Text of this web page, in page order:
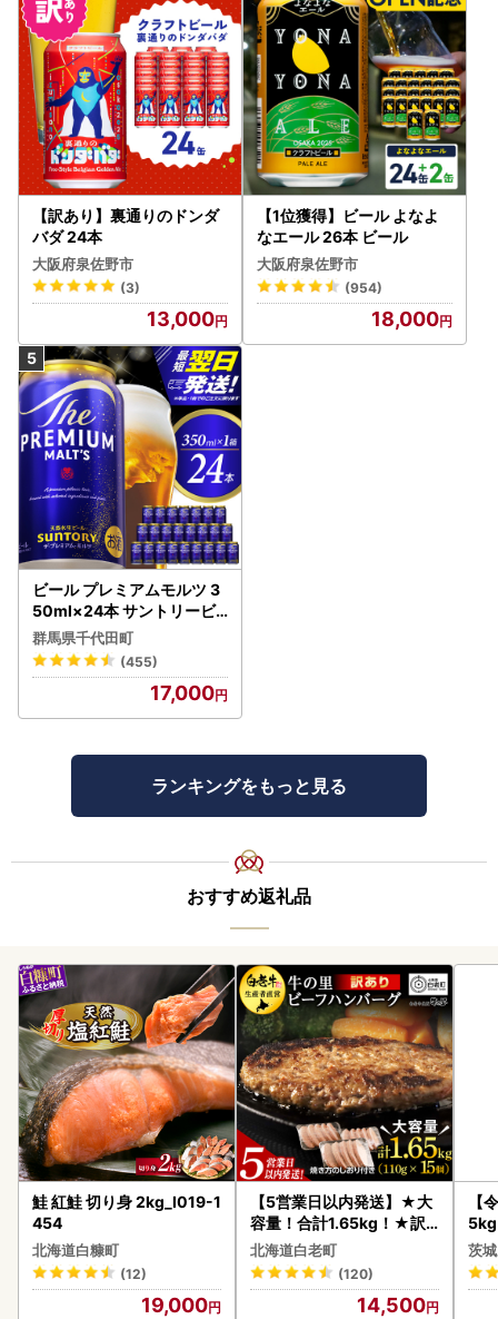
【訳あり】裏通りのドンダ
バダ 24本
大阪府泉佐野市
(3)
13,000
【1位獲得】ビール よなよ
なエール 26本 ビール
大阪府泉佐野市
(954)
18,000
ビール プレミアムモルツ 3
50ml×24本 サントリービ
ール
群馬県千代田町
(455)
17,000
ランキングをもっと見る
おすすめ返礼品
鮭 紅鮭 切り身 2kg_I019-1
454
北海道白糠町
(12)
19,000
【5営業日以内発送】★大
容量！合計1.65kg！★訳
あり・牛の里ビーフハンバ
ーグ(110ｇ5枚入）×3 AG
058
北海道白老町
(120)
14,500
【
5kg
g x
町
茨